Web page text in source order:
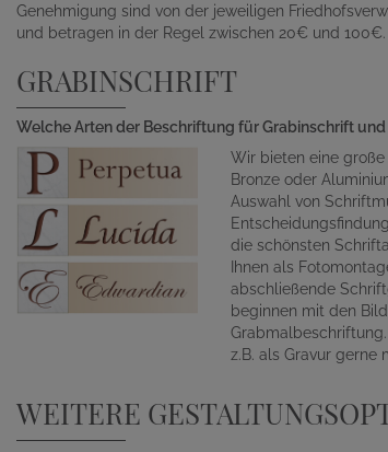
Genehmigung sind von der jeweiligen
und betragen in der Regel zwischen 20€ und 100€.
GRABINSCHRIFT
Welche Arten der Beschriftung für Grabinschrift
Wir bieten eine
Bronze oder
Auswahl von
die schönsten
Ihnen als
abschließende
beginnen mit den
z.B. als Gravur gerne
WEITERE